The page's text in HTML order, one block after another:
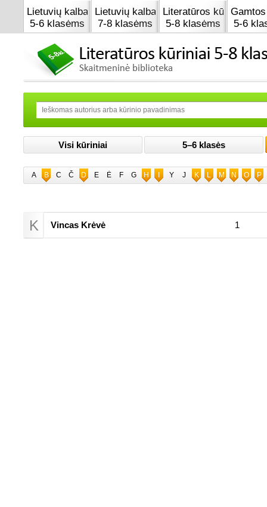
Lietuvių kalba
5-6 klasėms
Lietuvių kalba
7-8 klasėms
Literatūros kūrinai
5-8 klasėms
5-6
Visi kūriniai 5–6 klasės
A B C Č D E Ė F G H Y J K L M N O P
K Vincas Krėvė 1